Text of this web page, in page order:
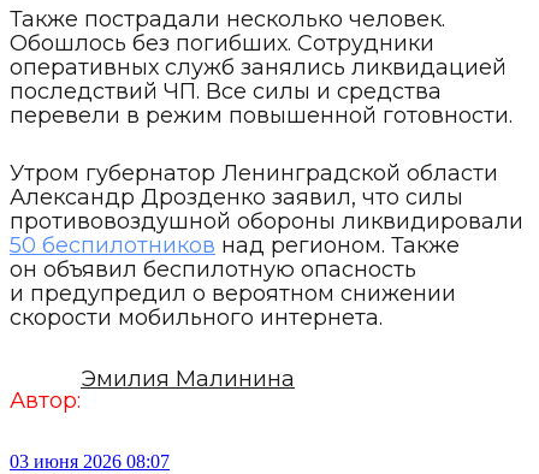
Также пострадали несколько человек.
Обошлось без погибших. Сотрудники
оперативных служб занялись ликвидацией
последствий ЧП. Все силы и средства
перевели в режим повышенной готовности.
Утром губернатор Ленинградской области
Александр Дрозденко заявил, что силы
противовоздушной обороны ликвидировали
50 беспилотников над регионом. Также
он объявил беспилотную опасность
и предупредил о вероятном снижении
скорости мобильного интернета.
Автор:
Эмилия Малинина
03 июня 2026 08:07